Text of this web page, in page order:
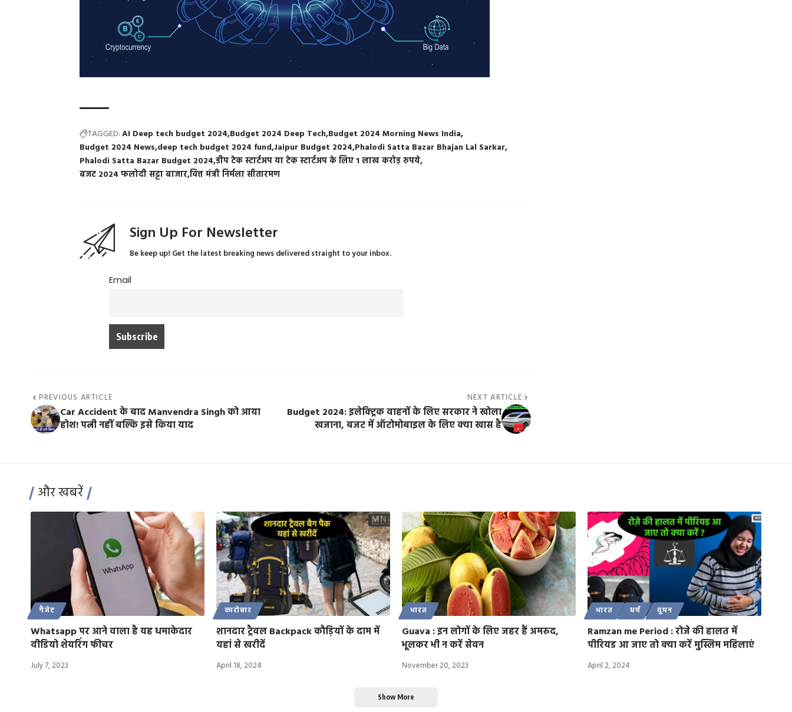
TAGGED:AI Deep tech budget 2024 Budget 2024 Deep Tech Budget 2024 Morning News India
Budget 2024 News deep tech budget 2024 fund Jaipur Budget 2024 Phalodi Satta Bazar Bhajan Lal Sarkar
Phalodi Satta Bazar Budget 2024डीप टेक स्टार्टअप या टेक स्टार्टअप के लिए 1 लाख करोड़ रुपये
बजट 2024 फलोदी सट्टा बाजारवित्त मंत्री निर्मला सीतारमण
Sign Up For Newsletter
Be keep up! Get the latest breaking news delivered straight to your inbox.
Email
PREVIOUS ARTICLE
Car Accident के बाद Manvendra Singh को आया
होश! पत्नी नहीं बल्कि इसे किया याद
NEXT ARTICLE
Budget 2024: इलेक्ट्रिक वाहनों के लिए सरकार ने खोला
खजाना, बजट में ऑटोमोबाइल के लिए क्या खास है
और खबरें
गैजेट
Whatsapp पर आने वाला है यह धमाकेदार
वीडियो शेयरिंग फीचर
July 7, 2023
कारोबार
शानदार ट्रैवल Backpack कौड़ियों के दाम में
यहां से खरीदें
April 18, 2024
भारत
Guava : इन लोगों के लिए जहर हैं अमरुद,
भूलकर भी न करें सेवन
November 20, 2023
भारत धर्म वुमन
Ramzan me Period : रोजे की हालत में
पीरियड आ जाए तो क्या करें मुस्लिम महिलाएं
April 2, 2024
Show More